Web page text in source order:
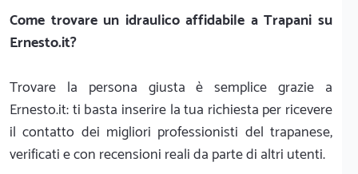
Come trovare un idraulico affidabile a Trapani su
Ernesto.it?
Trovare la persona giusta è semplice grazie a
Ernesto.it: ti basta inserire la tua richiesta per ricevere
il contatto dei migliori professionisti del trapanese,
verificati e con recensioni reali da parte di altri utenti.